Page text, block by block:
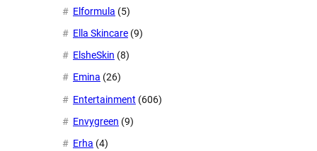
Elformula (5)
Ella Skincare (9)
ElsheSkin (8)
Emina (26)
Entertainment (606)
Envygreen (9)
Erha (4)